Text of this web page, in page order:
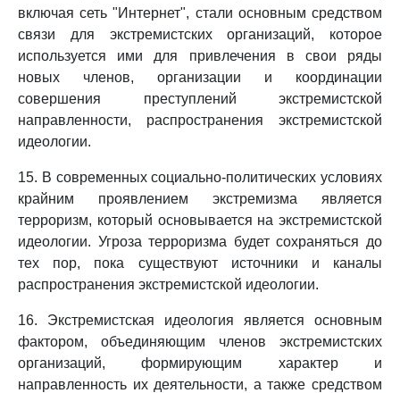
включая сеть "Интернет", стали основным средством
связи для экстремистских организаций, которое
используется ими для привлечения в свои ряды
новых членов, организации и координации
совершения преступлений экстремистской
направленности, распространения экстремистской
идеологии.
15. В современных социально-политических условиях
крайним проявлением экстремизма является
терроризм, который основывается на экстремистской
идеологии. Угроза терроризма будет сохраняться до
тех пор, пока существуют источники и каналы
распространения экстремистской идеологии.
16. Экстремистская идеология является основным
фактором, объединяющим членов экстремистских
организаций, формирующим характер и
направленность их деятельности, а также средством